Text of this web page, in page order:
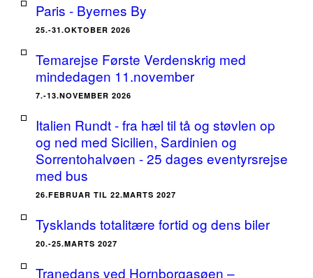
Paris - Byernes By
25.-31.OKTOBER 2026
Temarejse Første Verdenskrig med
mindedagen 11.november
7.-13.NOVEMBER 2026
Italien Rundt - fra hæl til tå og støvlen op
og ned med Sicilien, Sardinien og
Sorrentohalvøen - 25 dages eventyrsrejse
med bus
26.FEBRUAR TIL 22.MARTS 2027
Tysklands totalitære fortid og dens biler
20.-25.MARTS 2027
Tranedans ved Hornborgasøen –